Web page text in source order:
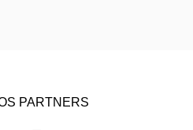
PARTNERS